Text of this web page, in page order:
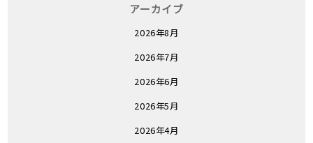
アーカイブ
2026年8月
2026年7月
2026年6月
2026年5月
2026年4月